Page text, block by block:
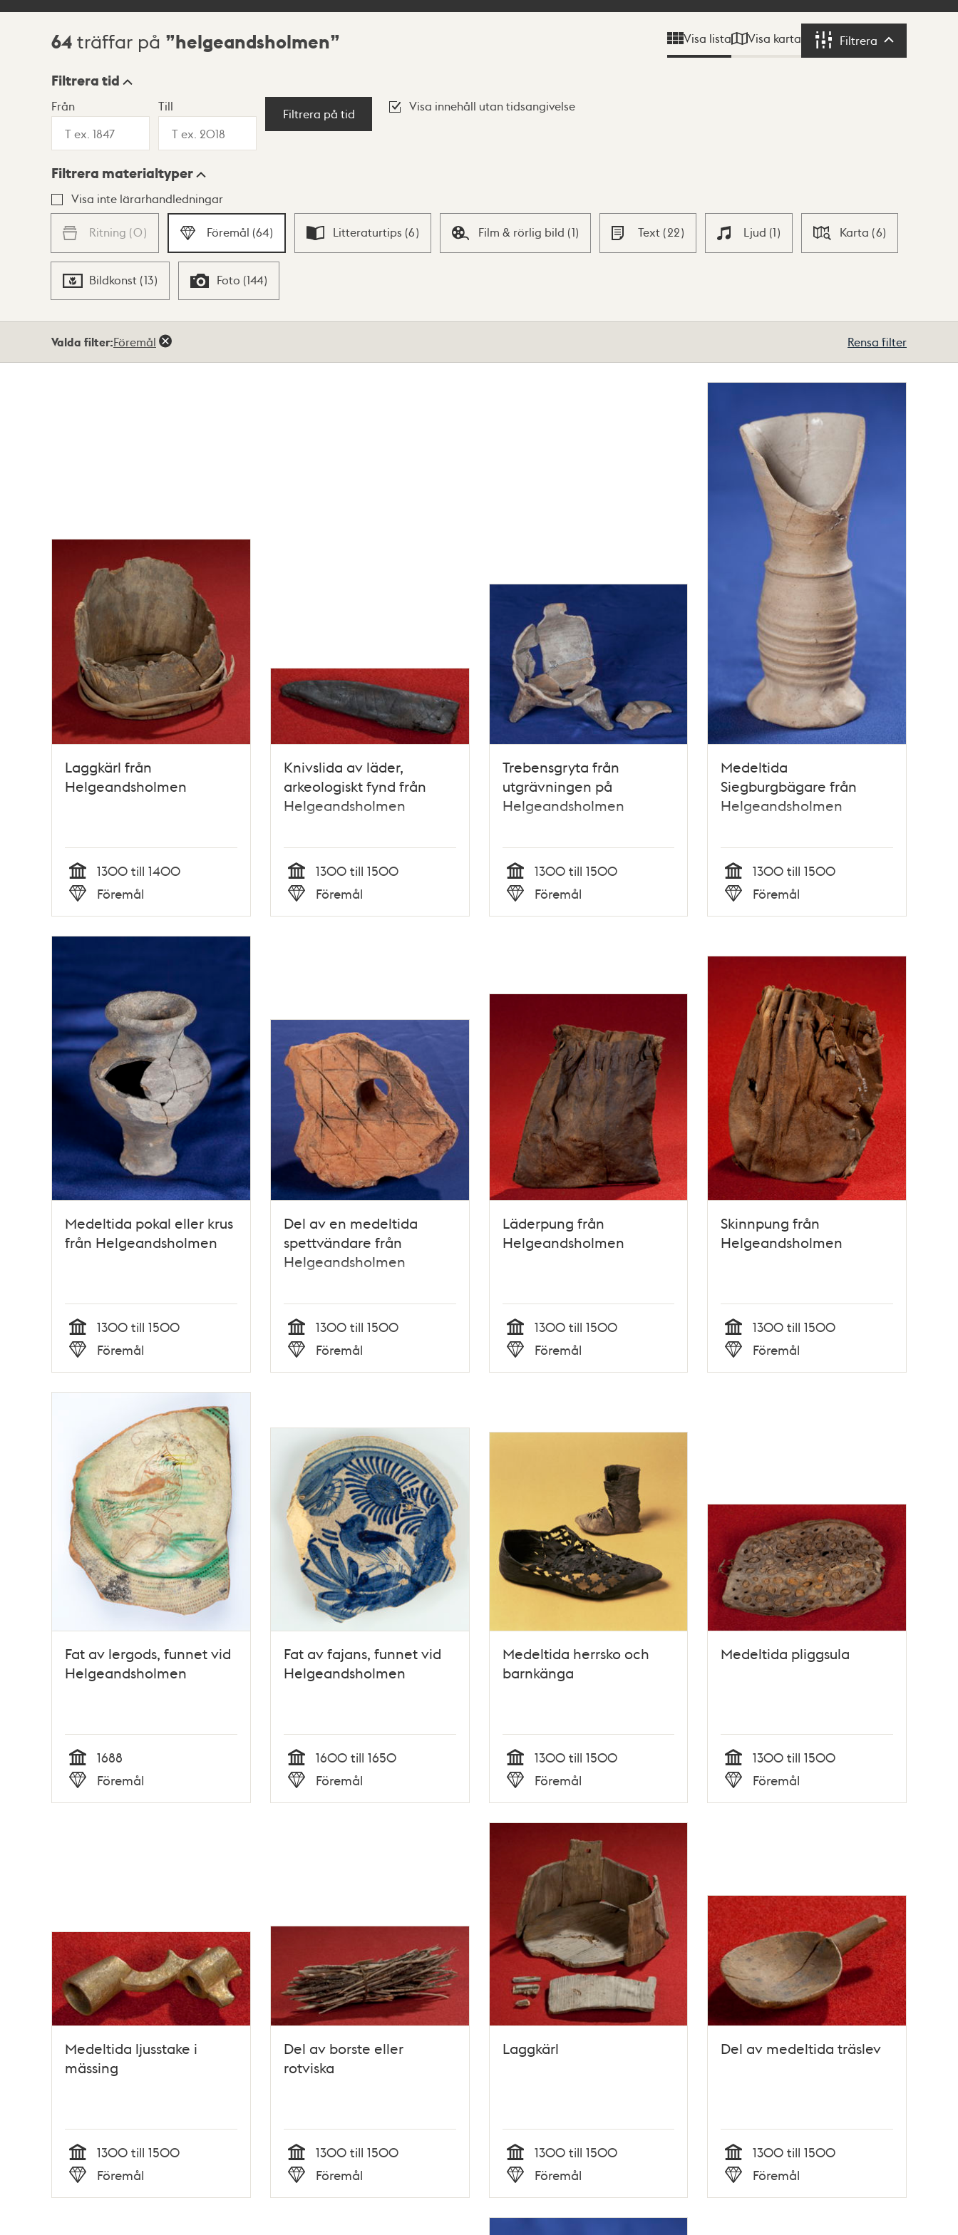
Sökresultat
64 träffar på helgeandsholmen Visa lista Visa karta Filtrera Filtrera
Visningsläge
Lista Karta
Filtrera tid
Från Till
Filtrera på tid
Visa innehåll utan tidsangivelse
Filtrera materialtyper
Visa inte lärarhandledningar
Ritning (0) Föremål (64) Litteraturtips (6) Film & rörlig bild (1) Text (22) Ljud (1) Karta (6)
Bildkonst (13) Foto (144)
Valda filter:Föremål Rensa filter
Laggkärl från
Helgeandsholmen
Tid
1300 till 1400
Typ
Föremål
Knivslida av läder,
arkeologiskt fynd från
Helgeandsholmen
Tid
1300 till 1500
Typ
Föremål
Trebensgryta från
utgrävningen på
Helgeandsholmen
Tid
1300 till 1500
Typ
Föremål
Medeltida
Siegburgbägare från
Helgeandsholmen
Tid
1300 till 1500
Typ
Föremål
Medeltida pokal eller krus
från Helgeandsholmen
Tid
1300 till 1500
Typ
Föremål
Del av en medeltida
spettvändare från
Helgeandsholmen
Tid
1300 till 1500
Typ
Föremål
Läderpung från
Helgeandsholmen
Tid
1300 till 1500
Typ
Föremål
Skinnpung från
Helgeandsholmen
Tid
1300 till 1500
Typ
Föremål
Fat av lergods, funnet vid
Helgeandsholmen
Tid
1688
Typ
Föremål
Fat av fajans, funnet vid
Helgeandsholmen
Tid
1600 till 1650
Typ
Föremål
Medeltida herrsko och
barnkänga
Tid
1300 till 1500
Typ
Föremål
Medeltida pliggsula
Tid
1300 till 1500
Typ
Föremål
Medeltida ljusstake i
mässing
Tid
1300 till 1500
Typ
Föremål
Del av borste eller
rotviska
Tid
1300 till 1500
Typ
Föremål
Laggkärl
Tid
1300 till 1500
Typ
Föremål
Del av medeltida träslev
Tid
1300 till 1500
Typ
Föremål